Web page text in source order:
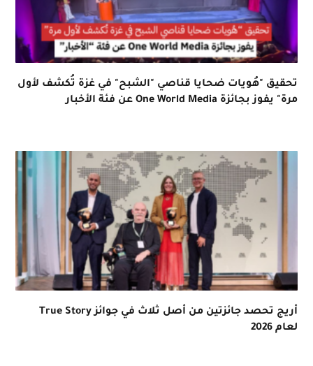
تحقيق "هُويات ضحايا قناصي "الشبح" في غزة تُكشف لأول
مرة" يفوز بجائزة One World Media عن فئة الأخبار
أريج تحصد جائزتين من أصل ثلاث في جوائز True Story
لعام 2026